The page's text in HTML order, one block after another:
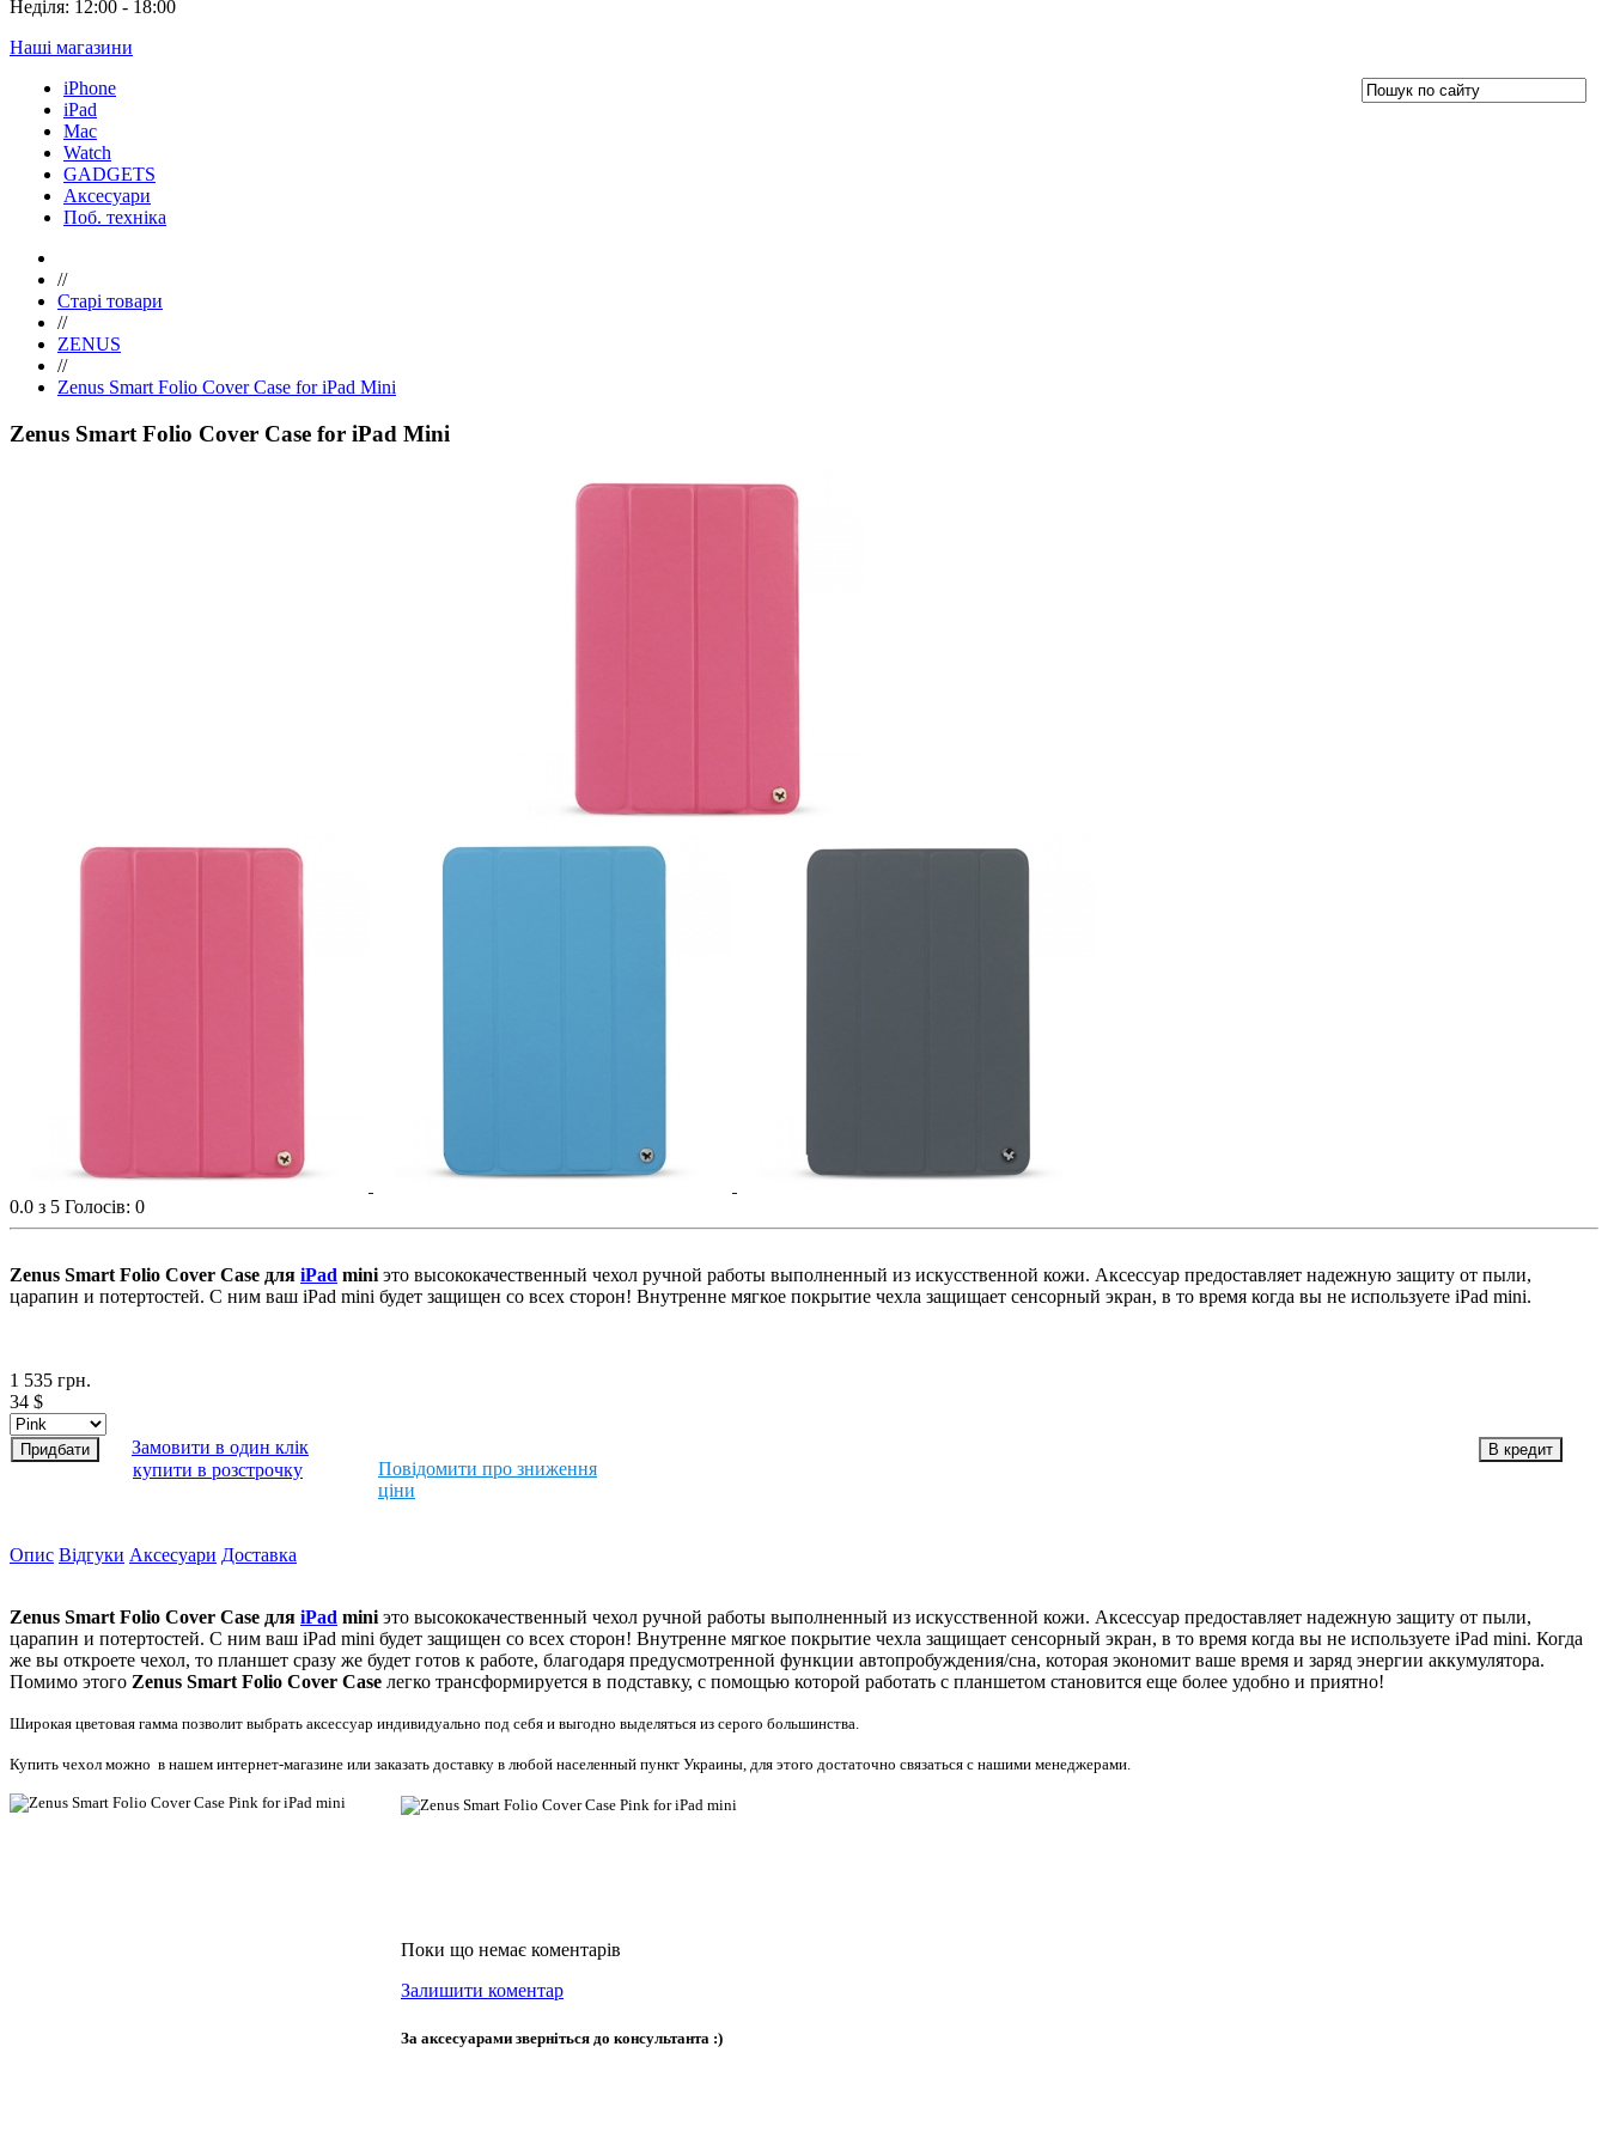
Неділя: 12:00 - 18:00
Наші магазини
iPhone
iPad
Mac
Watch
GADGETS
Аксесуари
Поб. техніка
//
Старі товари
//
ZENUS
//
Zenus Smart Folio Cover Case for iPad Mini
Zenus Smart Folio Cover Case for iPad Mini
0.0 з 5 Голосів: 0
Zenus SmartFolio Cover Case для iPad miniэто высококачественный чехол ручной работы выполненный из искусственной кожи. Аксессуар предоставляет надежную защиту от пыли,
царапин и потертостей. С ним ваш iPad mini будет защищен со всех сторон! Внутренне мягкое покрытие чехла защищает сенсорный экран, в то время когда вы не используете iPad mini.
1 535 грн.
34 $
Замовити в один клік
купити в розстрочку
Повідомити про зниження
ціни
Опис Відгуки Аксесуари Доставка
Zenus SmartFolio Cover Case для iPad miniэто высококачественный чехол ручной работы выполненный из искусственной кожи. Аксессуар предоставляет надежную защиту от пыли,
царапин и потертостей. С ним ваш iPad mini будет защищен со всех сторон! Внутренне мягкое покрытие чехла защищает сенсорный экран, в то время когда вы не используете iPad mini. Когда
же вы откроете чехол, то планшет сразу же будет готов к работе, благодаря предусмотренной функции автопробуждения/сна, которая экономит ваше время и заряд энергии аккумулятора.
Помимо этого Zenus SmartFolio Cover Case легко трансформируется в подставку, с помощью которой работать с планшетом становится еще более удобно и приятно!
Широкая цветовая гамма позволит выбрать аксессуар индивидуально под себя и выгодно выделяться из серого большинства.
Купить чехол можно в нашем интернет-магазине или заказать доставку в любой населенный пункт Украины, для этого достаточно связаться с нашими менеджерами.
Поки що немає коментарів
Залишити коментар
За аксесуарами зверніться до консультанта :)